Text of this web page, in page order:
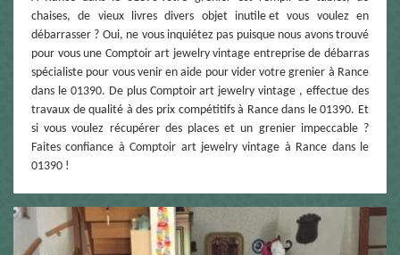
chaises, de vieux livres divers objet inutile et vous voulez en
débarrasser ? Oui, ne vous inquiétez pas puisque nous avons trouvé
pour vous une Comptoir art jewelry vintage entreprise de débarras
spécialiste pour vous venir en aide pour vider votre grenier à Rance
dans le 01390. De plus Comptoir art jewelry vintage , effectue des
travaux de qualité à des prix compétitifs à Rance dans le 01390. Et
si vous voulez récupérer des places et un grenier impeccable ?
Faites confiance à Comptoir art jewelry vintage à Rance dans le
01390 !